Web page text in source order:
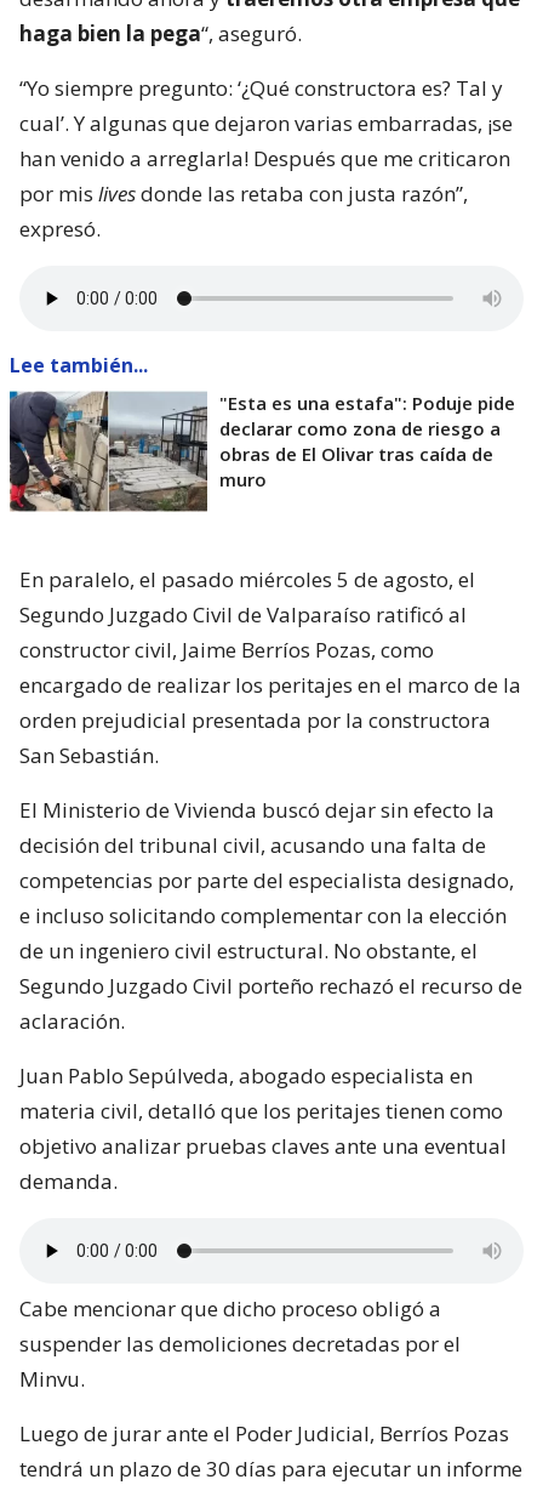
haga bien la pega“, aseguró.
“Yo siempre pregunto: ‘¿Qué constructora es? Tal y
cual’. Y algunas que dejaron varias embarradas, ¡se
han venido a arreglarla! Después que me criticaron
por mis livesdonde las retaba con justa razón”,
expresó.
Lee también...
"Esta es una estafa": Poduje pide
declarar como zona de riesgo a
obras de El Olivar tras caída de
muro
En paralelo, el pasado miércoles 5 de agosto, el
Segundo Juzgado Civil de Valparaíso ratificó al
constructor civil, Jaime Berríos Pozas, como
encargado de realizar los peritajes en el marco de la
orden prejudicial presentada por la constructora
San Sebastián.
El Ministerio de Vivienda buscó dejar sin efecto la
decisión del tribunal civil, acusando una falta de
competencias por parte del especialista designado,
e incluso solicitando complementar con la elección
de un ingeniero civil estructural. No obstante, el
Segundo Juzgado Civil porteño rechazó el recurso de
aclaración.
Juan Pablo Sepúlveda, abogado especialista en
materia civil, detalló que los peritajes tienen como
objetivo analizar pruebas claves ante una eventual
demanda.
Cabe mencionar que dicho proceso obligó a
suspender las demoliciones decretadas por el
Minvu.
Luego de jurar ante el Poder Judicial, Berríos Pozas
tendrá un plazo de 30 días para ejecutar un informe